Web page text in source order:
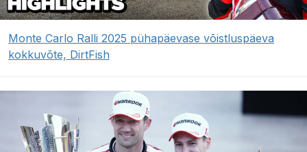
Monte Carlo Ralli 2025 pühapäevase võistluspäeva
kokkuvõte, DirtFish